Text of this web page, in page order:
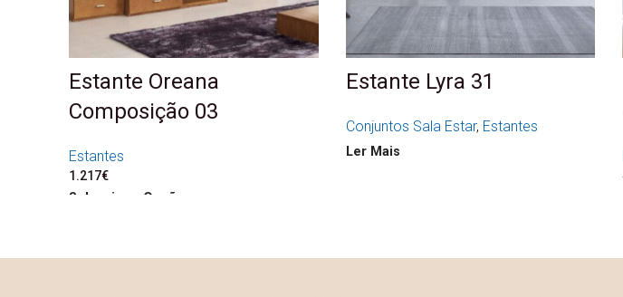
Estante Oreana
Composição 03
Estantes
1.217€
Seleccione Opções
Estante Lyra 31
Conjuntos Sala Estar, Estantes
Ler Mais